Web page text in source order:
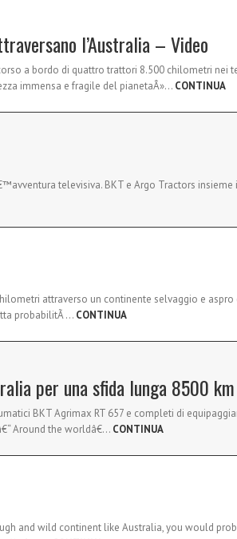
l’Australia – Video
a bordo di quattro trattori 8.500 chilometri nei
immensa e fragile del pianetaÂ»… CONTINUA
televisiva. BKT e Argo Tractors insieme
attraverso un continente selvaggio e
probabilitÃ … CONTINUA
per una sfida lunga 8500 km
BKT Agrimax RT 657 e completi di
Around the worldâ€… CONTINUA
and wild continent like Australia, you would